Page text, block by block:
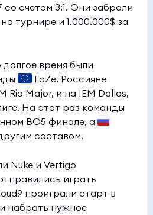
со счетом 3:1. Они забрали
турнире и 1.000.000$ за
время были
FaZe. Россияне
Rio Major, и на IEM Dallas,
На этот раз команды
BO5 финале, а
составом.
Nuke и Vertigo
играть
проиграли старт в
набрать нужное